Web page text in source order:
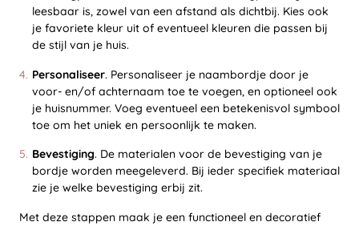
leesbaar is, zowel van een afstand als dichtbij. Kies ook
je favoriete kleur uit of eventueel kleuren die passen bij
de stijl van je huis.
Personaliseer. Personaliseer je naambordje door je
voor- en/of achternaam toe te voegen, en optioneel ook
je huisnummer. Voeg eventueel een betekenisvol symbool
toe om het uniek en persoonlijk te maken.
Bevestiging. De materialen voor de bevestiging van je
bordje worden meegeleverd. Bij ieder specifiek materiaal
zie je welke bevestiging erbij zit.
Met deze stappen maak je een functioneel en decoratief